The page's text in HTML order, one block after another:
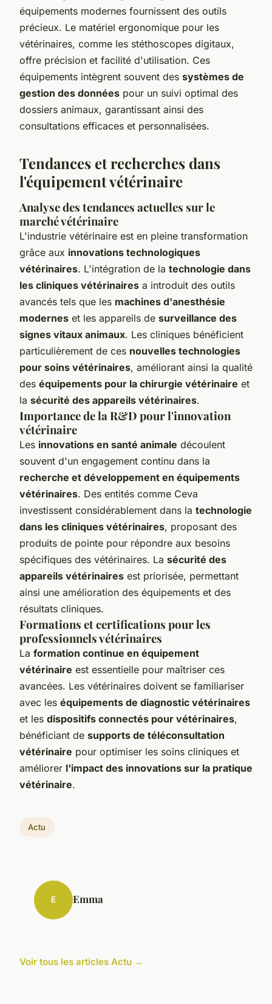
équipements modernes fournissent des outils
précieux. Le matériel ergonomique pour les
vétérinaires, comme les stéthoscopes digitaux,
offre précision et facilité d'utilisation. Ces
équipements intègrent souvent des systèmes de
gestion des données pour un suivi optimal des
dossiers animaux, garantissant ainsi des
consultations efficaces et personnalisées.
Tendances et recherches dans
l'équipement vétérinaire
Analyse des tendances actuelles sur le
marché vétérinaire
L'industrie vétérinaire est en pleine transformation
grâce aux innovations technologiques
vétérinaires. L'intégration de la technologie dans
les cliniques vétérinaires a introduit des outils
avancés tels que les machines d'anesthésie
modernes et les appareils de surveillance des
signes vitaux animaux. Les cliniques bénéficient
particulièrement de ces nouvelles technologies
pour soins vétérinaires, améliorant ainsi la qualité
des équipements pour la chirurgie vétérinaire et
la sécurité des appareils vétérinaires.
Importance de la R&D pour l'innovation
vétérinaire
Les innovations en santé animale découlent
souvent d'un engagement continu dans la
recherche et développement en équipements
vétérinaires. Des entités comme Ceva
investissent considérablement dans la technologie
dans les cliniques vétérinaires, proposant des
produits de pointe pour répondre aux besoins
spécifiques des vétérinaires. La sécurité des
appareils vétérinaires est priorisée, permettant
ainsi une amélioration des équipements et des
résultats cliniques.
Formations et certifications pour les
professionnels vétérinaires
La formation continue en équipement
vétérinaire est essentielle pour maîtriser ces
avancées. Les vétérinaires doivent se familiariser
avec les équipements de diagnostic vétérinaires
et les dispositifs connectés pour vétérinaires,
bénéficiant de supports de téléconsultation
vétérinaire pour optimiser les soins cliniques et
améliorer l'impact des innovations sur la pratique
vétérinaire.
Actu
E Emma
Voir tous les articles Actu →